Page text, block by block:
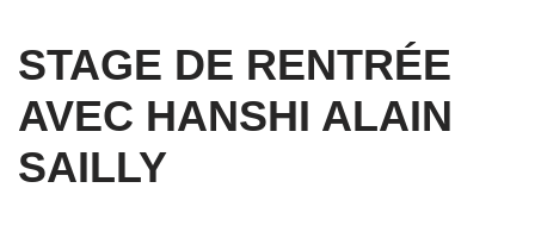
STAGE DE RENTRÉE
AVEC HANSHI ALAIN
SAILLY